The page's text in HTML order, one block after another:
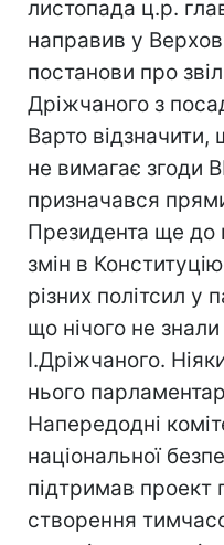
листопада ц.р.
направив у
постанови про
Дріжчаного з
Варто відзначити,
не вимагає згоди
призначався
Президента ще до
змін в
різних політсил у
що нічого не
І.Дріжчаного.
нього
Напередодні
національної
підтримав проект
створення